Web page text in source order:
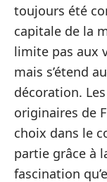
toujours été
capitale de la
limite pas aux
mais s’étend
décoration.
originaires de
choix dans le
partie grâce à
fascination